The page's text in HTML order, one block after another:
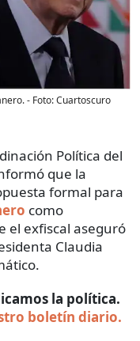
- Foto:Cuartoscuro
Política del
que la
formal para
como
el exfiscal aseguró
Claudia
la política.
boletín diario.